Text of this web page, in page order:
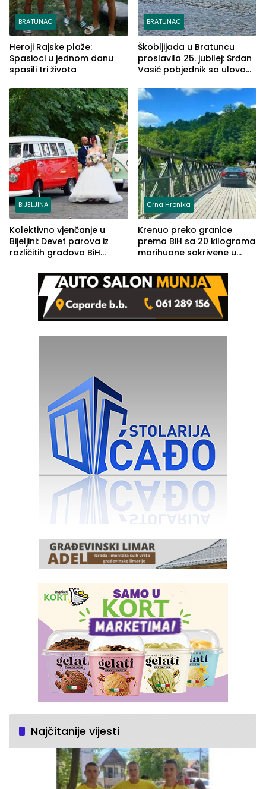
BRATUNAC
Heroji Rajske plaže:
Spasioci u jednom danu
spasili tri života
BRATUNAC
Škobljijada u Bratuncu
proslavila 25. jubilej: Srđan
Vasić pobjednik sa ulovom
BIJELJINA
Kolektivno vjenčanje u
Bijeljini: Devet parova iz
različitih gradova BiH
Crna Hronika
Krenuo preko granice
prema BiH sa 20 kilograma
marihuane sakrivene u
Najčitanije vijesti